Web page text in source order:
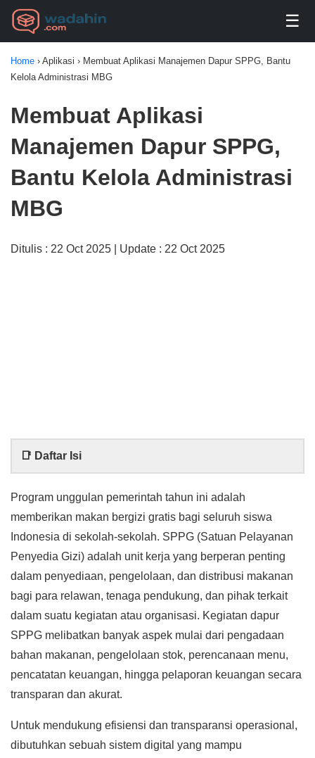
☰
Home › Aplikasi › Membuat Aplikasi Manajemen Dapur SPPG, Bantu
Kelola Administrasi MBG
Membuat Aplikasi
Manajemen Dapur SPPG,
Bantu Kelola Administrasi
MBG
Ditulis : 22 Oct 2025 | Update : 22 Oct 2025
📑 Daftar Isi
Program unggulan pemerintah tahun ini adalah
memberikan makan bergizi gratis bagi seluruh siswa
Indonesia di sekolah-sekolah. SPPG (Satuan Pelayanan
Penyedia Gizi) adalah unit kerja yang berperan penting
dalam penyediaan, pengelolaan, dan distribusi makanan
bagi para relawan, tenaga pendukung, dan pihak terkait
dalam suatu kegiatan atau organisasi. Kegiatan dapur
SPPG melibatkan banyak aspek mulai dari pengadaan
bahan makanan, pengelolaan stok, perencanaan menu,
pencatatan keuangan, hingga pelaporan keuangan secara
transparan dan akurat.
Untuk mendukung efisiensi dan transparansi operasional,
dibutuhkan sebuah sistem digital yang mampu